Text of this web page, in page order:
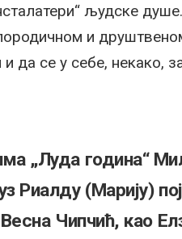
људске
и
да се у себе, некако,
„Луда година“
Риалду (Марију)
Чипчић, као